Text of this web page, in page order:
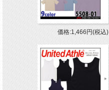
価格:1,466円(税込)